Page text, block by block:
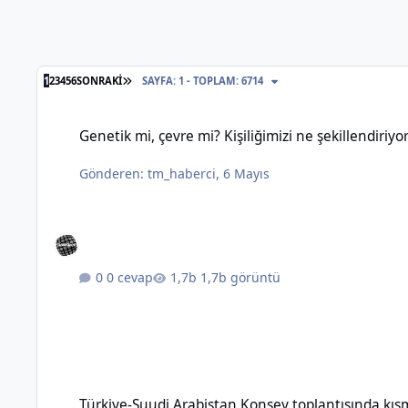
123456SONRAKI SON SAYFA
SAYFA: 1 - TOPLAM: 6714
Genetik mi, çevre mi? Kişiliğimizi ne
Gönderen:tm_haberci,6 Mayıs
0 cevap 1,7b görüntü